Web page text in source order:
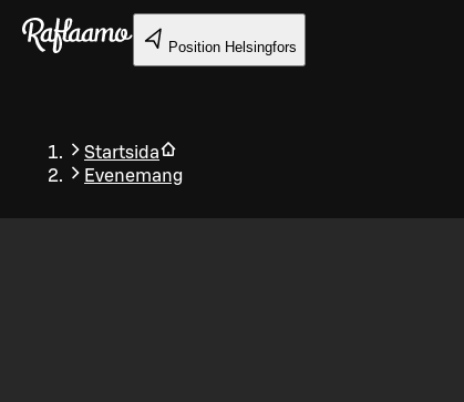
Gå till huvudinnehållet
Position Helsingfors
Startsida
Evenemang
Tillbaka